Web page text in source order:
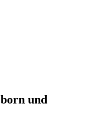
und